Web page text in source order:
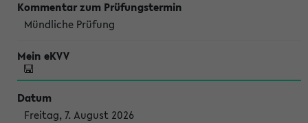
Mündliche Prüfung
Freitag, 7. August 2026